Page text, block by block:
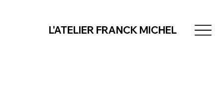
L'ATELIER FRANCK MICHEL